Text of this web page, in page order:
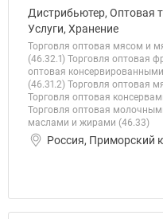
Дистрибьютер, Оптовая
Услуги, Хранение
Торговля оптовая мясом и
(46.32.1) Торговля оптовая
оптовая
(46.31.2) Торговля оптовая
Торговля оптовая
Торговля оптовая
маслами и жирами (46.33)
Россия, Приморский